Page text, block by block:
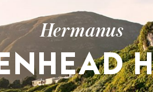
Hermanus